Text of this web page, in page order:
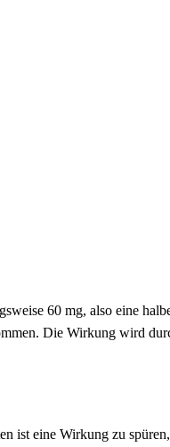
60 mg, also eine
Die Wirkung wird
ist eine Wirkung zu